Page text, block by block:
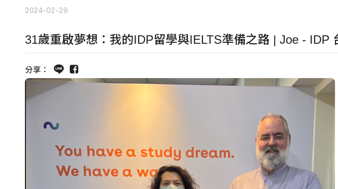
2024-02-29
31歲重啟夢想：我的IDP留學與IELTS準備之路 | Joe - IDP
分享：